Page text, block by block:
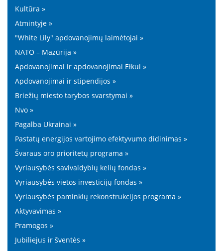
Kultūra »
Atmintyje »
"White Lily" apdovanojimų laimėtojai »
NATO – Mazūrija »
Apdovanojimai ir apdovanojimai Ełkui »
Apdovanojimai ir stipendijos »
Briežių miesto tarybos svarstymai »
Nvo »
Pagalba Ukrainai »
Pastatų energijos vartojimo efektyvumo didinimas »
Švaraus oro prioritetų programa »
Vyriausybės savivaldybių kelių fondas »
Vyriausybės vietos investicijų fondas »
Vyriausybės paminklų rekonstrukcijos programa »
Aktyvavimas »
Pramogos »
Jubiliejus ir šventės »